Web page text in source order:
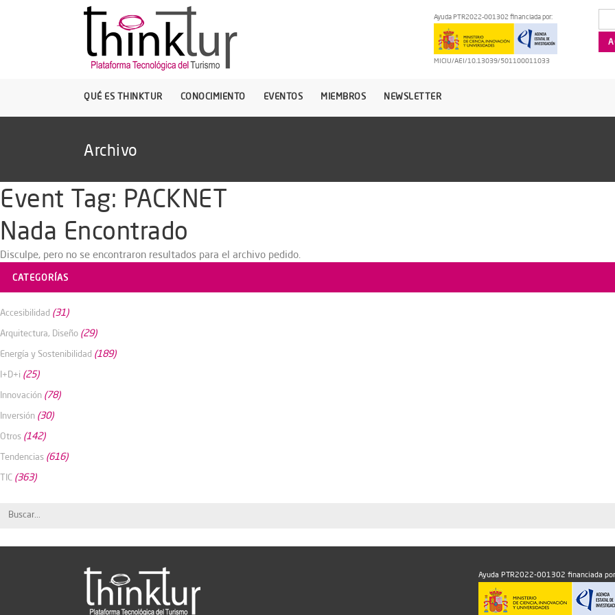
Ayuda PTR2022-001302 financiada por:
MICIU/AEI/10.13039/501100011033
QUÉ ES THINKTUR CONOCIMIENTO EVENTOS MIEMBROS NEWSLETTER
Archivo
Event Tag: PACKNET
Nada Encontrado
Disculpe, pero no se encontraron resultados para el archivo pedido.
CATEGORÍAS
Accesibilidad (31)
Arquitectura, Diseño (29)
Energía y Sostenibilidad (189)
I+D+i (25)
Innovación (78)
Inversión (30)
Otros (142)
Tendencias (616)
TIC (363)
Ayuda PTR2022-001302 financiada